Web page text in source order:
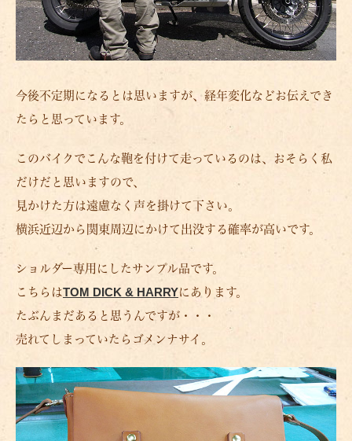
今後不定期になるとは思いますが、経年変化などお伝えでき
たらと思っています。
このバイクでこんな鞄を付けて走っているのは、おそらく私
だけだと思いますので、
見かけた方は遠慮なく声を掛けて下さい。
横浜近辺から関東周辺にかけて出没する確率が高いです。
ショルダー専用にしたサンプル品です。
こちらはTOM DICK & HARRYにあります。
たぶんまだあると思うんですが・・・
売れてしまっていたらゴメンナサイ。